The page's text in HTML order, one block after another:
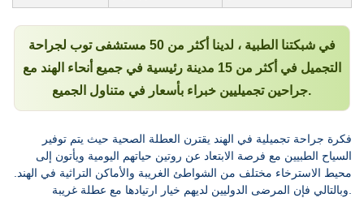
في شبكتنا الطبية ، لدينا أكثر من 50 مستشفى توب لجراحة
التجميل في أكثر من 15 مدينة رئيسية في جميع أنحاء الهند مع
جراحين تجميليين خبراء بأسعار في متناول الجميع.
فكرة جراحة تجميلية في الهند يقترن العطلة الصحية حيث يتم توفير
السياح الطبيين مع فرصة الابتعاد عن روتين حياتهم اليومية ويأتون إلى
محيط الاسترخاء مختلف من الشواطئ الغريبة والأماكن التراثية في الهند.
وبالتالي فإن المرضى الدوليين لديهم خيار ارتيادها مع عطلة غريبة.